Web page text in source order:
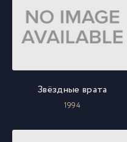
Звёздные врата
1994